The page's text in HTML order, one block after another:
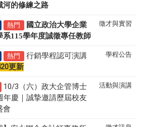
河的修練之路
熱門
國立政治大學企業
系115學年度誠徵專任教師
徵才與實習
熱門
行銷學程認可演講
更新
學程公告
10/3（六）政大企管博士
年慶｜誠摯邀請歷屆校友
會
活動與演講